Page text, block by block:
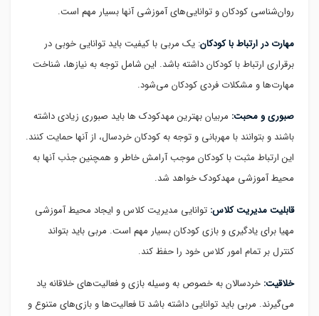
روان‌شناسی کودکان و توانایی‌های آموزشی آنها بسیار مهم است.
مهارت در ارتباط با کودکان: یک مربی با کیفیت باید توانایی خوبی در
برقراری ارتباط با کودکان داشته باشد. این شامل توجه به نیازها، شناخت
مهارت‌ها و مشکلات فردی کودکان می‌شود.
صبوری و محبت: مربیان بهترین مهدکودک ها باید صبوری زیادی داشته
باشند و بتوانند با مهربانی و توجه به کودکان خردسال، از آنها حمایت کنند.
این ارتباط مثبت با کودکان موجب آرامش خاطر و همچنین جذب آنها به
محیط آموزشی مهدکودک خواهد شد.
قابلیت مدیریت کلاس: توانایی مدیریت کلاس و ایجاد محیط آموزشی
مهیا برای یادگیری و بازی کودکان بسیار مهم است. مربی باید بتواند
کنترل بر تمام امور کلاس خود را حفظ کند.
خلاقیت: خردسالان به خصوص به وسیله بازی و فعالیت‌های خلاقانه یاد
می‌گیرند. مربی باید توانایی داشته باشد تا فعالیت‌ها و بازی‌های متنوع و